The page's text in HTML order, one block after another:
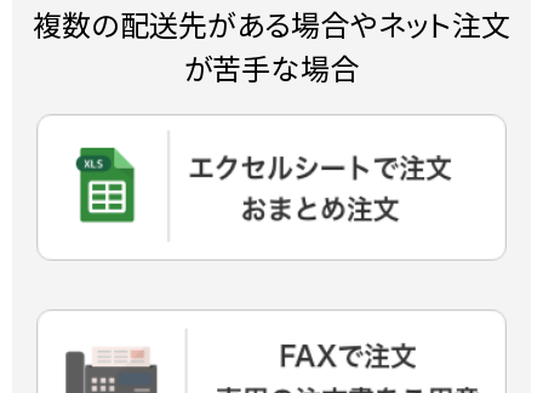
複数の配送先がある場合やネット注文
が苦手な場合